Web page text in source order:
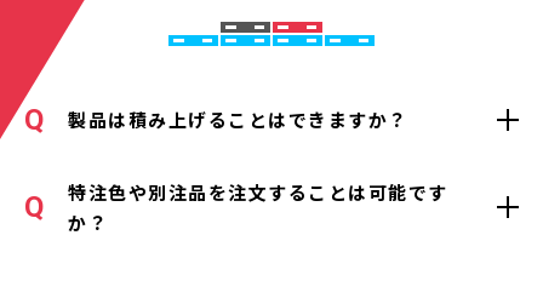
製品は積み上げることはできますか？
特注色や別注品を注文することは可能です
か？